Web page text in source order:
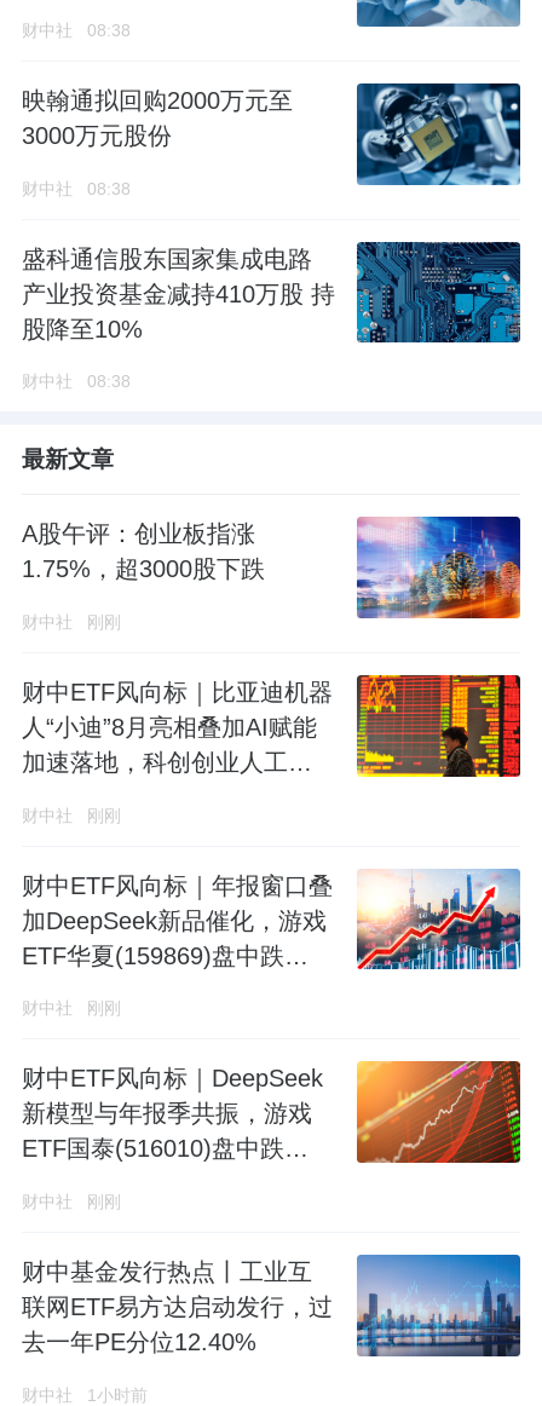
财中社 08:38
映翰通拟回购2000万元至
3000万元股份
财中社 08:38
盛科通信股东国家集成电路
产业投资基金减持410万股 持
股降至10%
财中社 08:38
最新文章
A股午评：创业板指涨
1.75%，超3000股下跌
财中社 刚刚
财中ETF风向标｜比亚迪机器
人“小迪”8月亮相叠加AI赋能
加速落地，科创创业人工智
1.14%
财中社 刚刚
财中ETF风向标｜年报窗口叠
加DeepSeek新品催化，游戏
ETF华夏(159869)盘中跌
财中社 刚刚
财中ETF风向标｜DeepSeek
新模型与年报季共振，游戏
ETF国泰(516010)盘中跌
财中社 刚刚
财中基金发行热点丨工业互
联网ETF易方达启动发行，过
去一年PE分位12.40%
财中社 1小时前